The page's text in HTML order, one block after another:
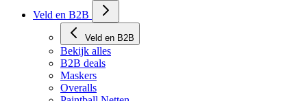
Veld en B2B
Veld en B2B
Bekijk alles
B2B deals
Maskers
Overalls